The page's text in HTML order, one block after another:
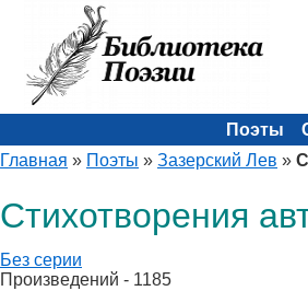
Поэты
Главная » Поэты » Зазерский Лев »
Стихотворения
Без серии
Произведений - 1185